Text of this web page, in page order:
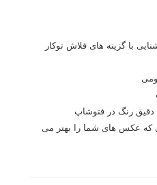
با گزینه های فلاش توکار
که عکس های شما را بهتر می